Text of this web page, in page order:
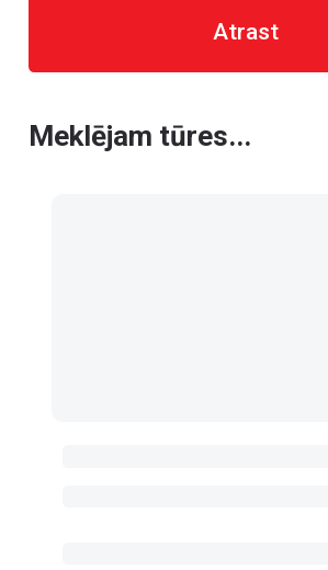
Atrast
Meklējam tūres...